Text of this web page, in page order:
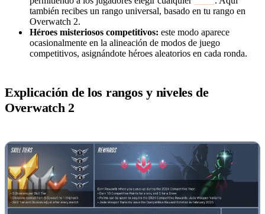
también recibes un rango universal, basado en tu rango en
Overwatch 2.
Héroes misteriosos competitivos: este modo aparece
ocasionalmente en la alineación de modos de juego
competitivos, asignándote héroes aleatorios en cada ronda.
Explicación de los rangos y niveles de
Overwatch 2